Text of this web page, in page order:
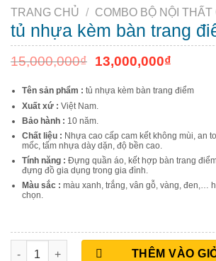
TRANG CHỦ / COMBO BỘ NỘI THẤT
tủ nhựa kèm bàn trang
15,000,000₫ 13,000,000₫
Tên sản phẩm : tủ nhựa kèm bàn trang điểm
Xuất xứ : Việt Nam.
Bảo hành : 10 năm.
Chất liệu : Nhựa cao cấp cam kết không mùi, an
mốc, tấm nhựa dày dặn, độ bền cao.
Tính năng : Đựng quần áo, kết hợp bàn trang
đựng đồ gia dụng trong gia đình.
Màu sắc : màu xanh, trắng, vân gỗ, vàng, đen,…
chọn.
tủ nhựa kèm bàn trang điểm số lượng
THÊM VÀO